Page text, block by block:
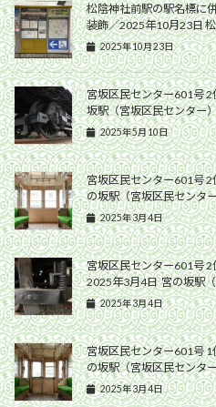
松陰神社前駅の駅名標に
装飾／2025年10月23日
2025年10月23日
宮坂区民センター601号
坂駅（宮坂区民センター
2025年5月10日
宮坂区民センター601号
の坂駅（宮坂区民センタ
2025年3月4日
宮坂区民センター601号
2025年3月4日 宮の坂駅
2025年3月4日
宮坂区民センター601号
の坂駅（宮坂区民センタ
2025年3月4日